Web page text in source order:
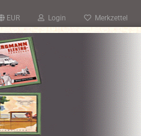
EUR Login Merkzettel